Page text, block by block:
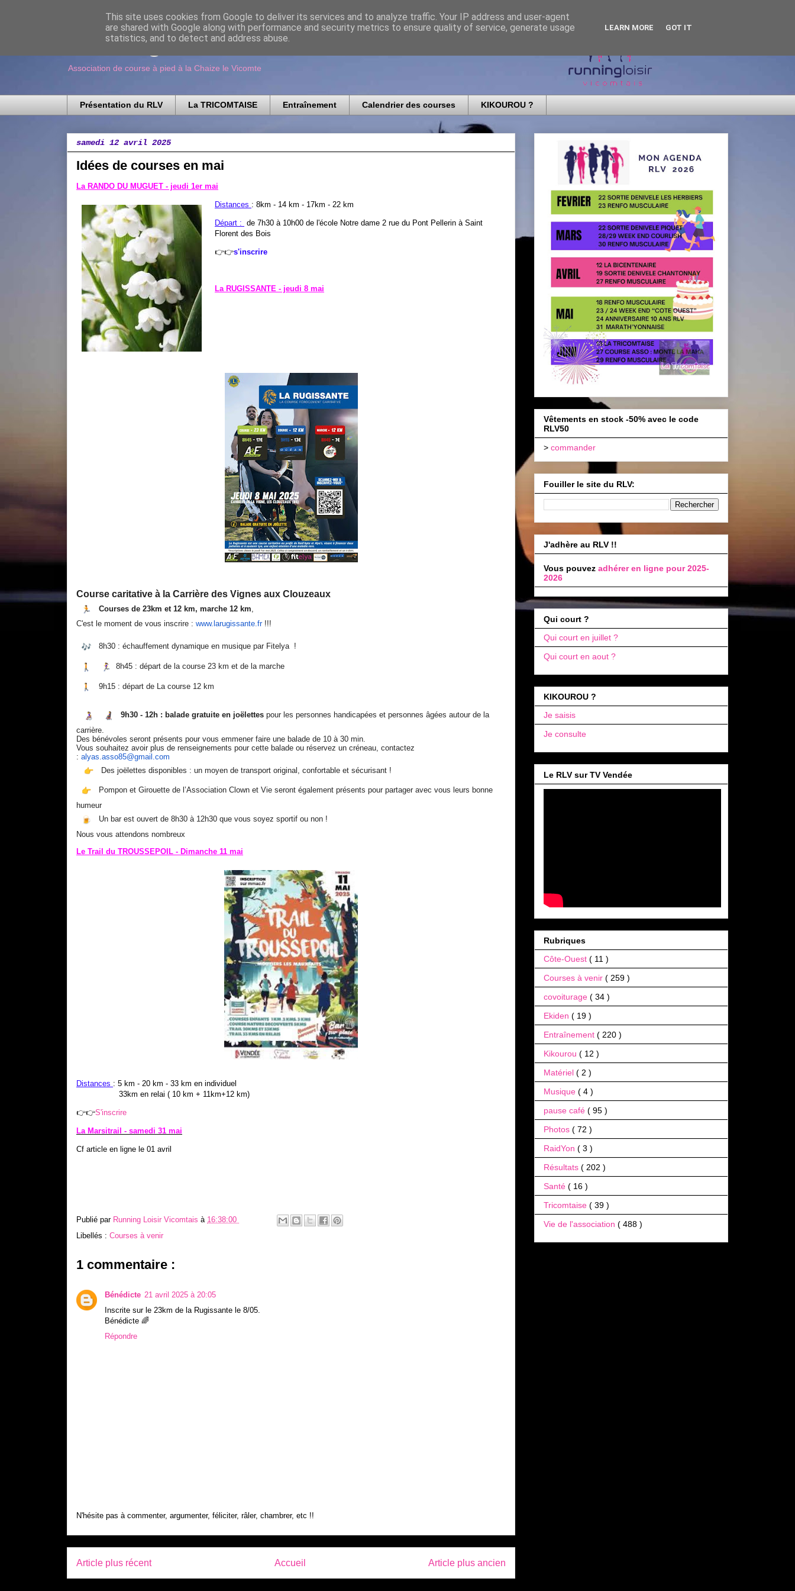
Running Loisir Vicomtais
Association de course à pied à la Chaize le Vicomte
Présentation du RLV La TRICOMTAISE Entraînement Calendrier des courses KIKOUROU ?
samedi 12 avril 2025
Idées de courses en mai
La RANDO DU MUGUET - jeudi 1er mai
Distances : 8km - 14 km - 17km - 22 km
Départ : de 7h30 à 10h00 de l'école Notre dame 2 rue du Pont Pellerin à Saint
Florent des Bois
👉👉s'inscrire
La RUGISSANTE - jeudi 8 mai
Course caritative à la Carrière des Vignes aux Clouzeaux
Courses de 23km et 12 km, marche 12 km,
C'est le moment de vous inscrire : www.larugissante.fr!!!
8h30 : échauffement dynamique en musique par Fitelya !
8h45 : départ de la course 23 km et de la marche
9h15 : départ de La course 12 km
9h30 - 12h : balade gratuite en joëlettes pour les personnes handicapées et personnes âgées autour de la
carrière.
Des bénévoles seront présents pour vous emmener faire une balade de 10 à 30 min.
Vous souhaitez avoir plus de renseignements pour cette balade ou réservez un créneau, contactez
: alyas.asso85@gmail.com
Des joëlettes disponibles : un moyen de transport original, confortable et sécurisant !
Pompon et Girouette de l’Association Clown et Vie seront également présents pour partager avec vous leurs bonne
humeur
Un bar est ouvert de 8h30 à 12h30 que vous soyez sportif ou non !
Nous vous attendons nombreux
Le Trail du TROUSSEPOIL - Dimanche 11 mai
Distances : 5 km - 20 km - 33 km en individuel
33km en relai ( 10 km + 11km+12 km)
👉👉S'inscrire
La Marsitrail - samedi 31 mai
Cf article en ligne le 01 avril
Publié par Running Loisir Vicomtais à 16:38:00
Libellés : Courses à venir
1 commentaire :
Bénédicte 21 avril 2025 à 20:05
Inscrite sur le 23km de la Rugissante le 8/05.
Bénédicte 🌈
Répondre
N'hésite pas à commenter, argumenter, féliciter, râler, chambrer, etc !!
Article plus récent Article plus ancien
Accueil
Vêtements en stock -50% avec le code
RLV50
> commander
Fouiller le site du RLV:
J'adhère au RLV !!
Vous pouvez adhérer en ligne pour 2025-
2026
Qui court ?
Qui court en juillet ?
Qui court en aout ?
KIKOUROU ?
Je saisis
Je consulte
Le RLV sur TV Vendée
Rubriques
Côte-Ouest ( 11 )
Courses à venir ( 259 )
covoiturage ( 34 )
Ekiden ( 19 )
Entraînement ( 220 )
Kikourou ( 12 )
Matériel ( 2 )
Musique ( 4 )
pause café ( 95 )
Photos ( 72 )
RaidYon ( 3 )
Résultats ( 202 )
Santé ( 16 )
Tricomtaise ( 39 )
Vie de l'association ( 488 )
This site uses cookies from Google to deliver its services and to analyze traffic. Your IP address and user-agent
are shared with Google along with performance and security metrics to ensure quality of service, generate usage
statistics, and to detect and address abuse.
LEARN MORE GOT IT